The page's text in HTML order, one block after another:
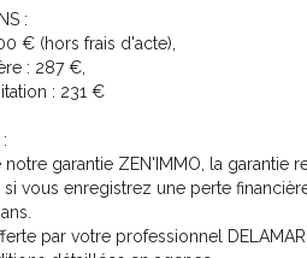
:
€ (hors frais d'acte),
: 287 €,
: 231 €
notre garantie ZEN'IMMO, la garantie
si vous enregistrez une perte
par votre professionnel